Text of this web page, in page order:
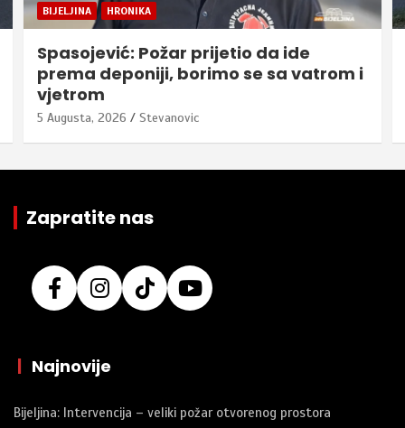
BIJELJINA HRONIKA
Spasojević: Požar prijetio da ide
prema deponiji, borimo se sa vatrom i
vjetrom
5 Augusta, 2026 Stevanovic
Zapratite nas
| Najnovije
Bijeljina: Intervencija – veliki požar otvorenog prostora